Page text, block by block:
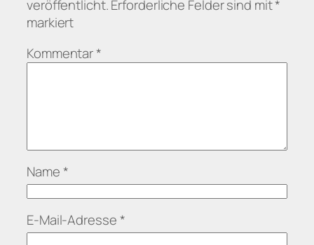
veröffentlicht.Erforderliche Felder sind mit*
markiert
Kommentar*
Name *
E-Mail-Adresse *